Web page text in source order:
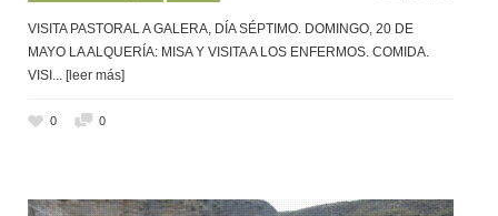
VISITA PASTORAL A GALERA, DÍA SÉPTIMO. DOMINGO, 20 DE
MAYO LA ALQUERÍA: MISA Y VISITA A LOS ENFERMOS. COMIDA.
VISI ... [leer más]
0 0